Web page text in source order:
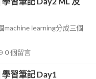
machine learning分成三個
0個留言
習筆記 Day1